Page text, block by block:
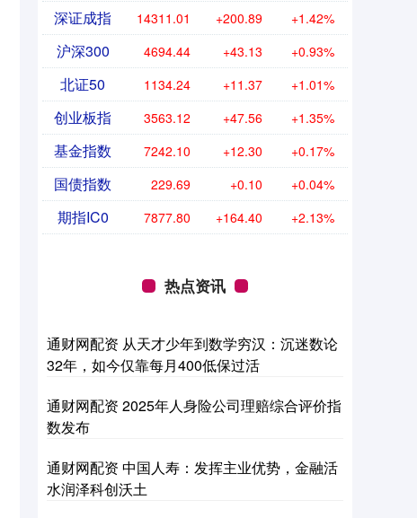
深证成指 14311.01 +200.89 +1.42%
沪深300 4694.44 +43.13 +0.93%
北证50 1134.24 +11.37 +1.01%
创业板指 3563.12 +47.56 +1.35%
基金指数 7242.10 +12.30 +0.17%
国债指数 229.69 +0.10 +0.04%
期指IC0 7877.80 +164.40 +2.13%
热点资讯
通财网配资 从天才少年到数学穷汉：沉迷数论
32年，如今仅靠每月400低保过活
通财网配资 2025年人身险公司理赔综合评价指
数发布
通财网配资 中国人寿：发挥主业优势，金融活
水润泽科创沃土